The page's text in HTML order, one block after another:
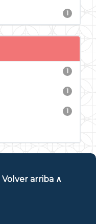
1
1
1
1
Volver arriba ∧